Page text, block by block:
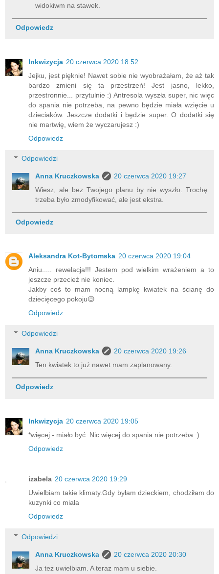
widokiwm na stawek.
Odpowiedz
Inkwizycja 20 czerwca 2020 18:52
Jejku, jest pięknie! Nawet sobie nie wyobrażałam, że aż tak
bardzo zmieni się ta przestrzeń! Jest jasno, lekko,
przestronnie... przytulnie :) Antresola wyszła super, nic więc
do spania nie potrzeba, na pewno będzie miała wzięcie u
dzieciaków. Jeszcze dodatki i będzie super. O dodatki się
nie martwię, wiem że wyczarujesz :)
Odpowiedz
Odpowiedzi
Anna Kruczkowska
20 czerwca 2020 19:27
Wiesz, ale bez Twojego planu by nie wyszło. Trochę
trzeba było zmodyfikować, ale jest ekstra.
Odpowiedz
Aleksandra Kot-Bytomska 20 czerwca 2020 19:04
Aniu..... rewelacja!!! Jestem pod wielkim wrażeniem a to
jeszcze przecież nie koniec.
Jakby coś to mam nocną lampkę kwiatek na ścianę do
dziecięcego pokoju😉
Odpowiedz
Odpowiedzi
Anna Kruczkowska
20 czerwca 2020 19:26
Ten kwiatek to już nawet mam zaplanowany.
Odpowiedz
Inkwizycja 20 czerwca 2020 19:05
*więcej - miało być. Nic więcej do spania nie potrzeba :)
Odpowiedz
izabela 20 czerwca 2020 19:29
Uwielbiam takie klimaty.Gdy byłam dzieckiem, chodziłam do
kuzynki co miała
Odpowiedz
Odpowiedzi
Anna Kruczkowska
20 czerwca 2020 20:30
Ja też uwielbiam. A teraz mam u siebie.